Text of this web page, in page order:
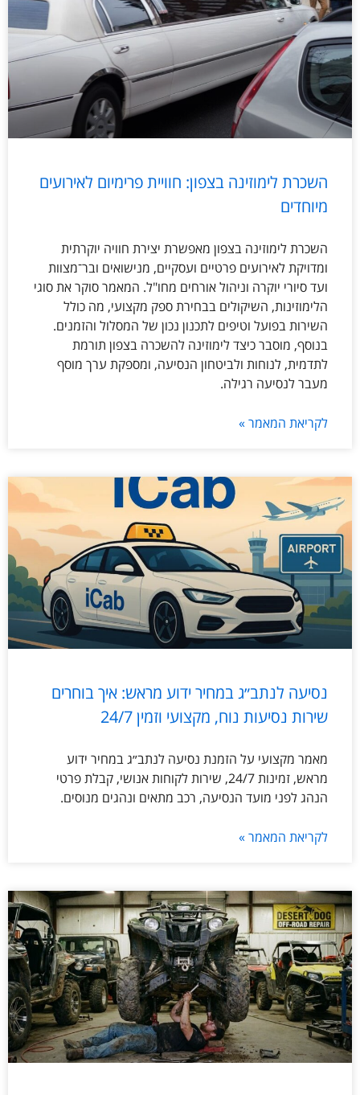
השכרת לימוזינה בצפון: חוויית פרימיום לאירועים
מיוחדים
השכרת לימוזינה בצפון מאפשרת יצירת חוויה יוקרתית
ומדויקת לאירועים פרטיים ועסקיים, מנישואים ובר־מצוות
ועד סיורי יוקרה וניהול אורחים מחו"ל. המאמר סוקר את סוגי
הלימוזינות, השיקולים בבחירת ספק מקצועי, מה כולל
השירות בפועל וטיפים לתכנון נכון של המסלול והזמנים.
בנוסף, מוסבר כיצד לימוזינה להשכרה בצפון תורמת
לתדמית, לנוחות ולביטחון הנסיעה, ומספקת ערך מוסף
מעבר לנסיעה רגילה.
לקריאת המאמר »
נסיעה לנתב״ג במחיר ידוע מראש: איך בוחרים
שירות נסיעות נוח, מקצועי וזמין 24/7
מאמר מקצועי על הזמנת נסיעה לנתב״ג במחיר ידוע
מראש, זמינות 24/7, שירות לקוחות אנושי, קבלת פרטי
הנהג לפני מועד הנסיעה, רכב מתאים ונהגים מנוסים.
לקריאת המאמר »